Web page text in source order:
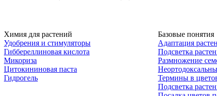
Химия для растений
Удобрения и стимуляторы
Гиббереллиновая кислота
Микориза
Цитокининовая паста
Гидрогель
Базовые понятия
Адаптация
Подсветка
Размножение
Термины в
Подсветка